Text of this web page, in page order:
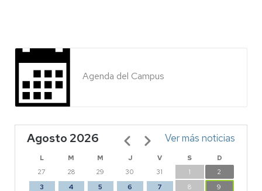
Agenda del Campus
Agosto 2026
L M M J V S
D
27
28 29 30 31 1
2
3
4 5 6 7 8
9
Paginación Ver más noticias